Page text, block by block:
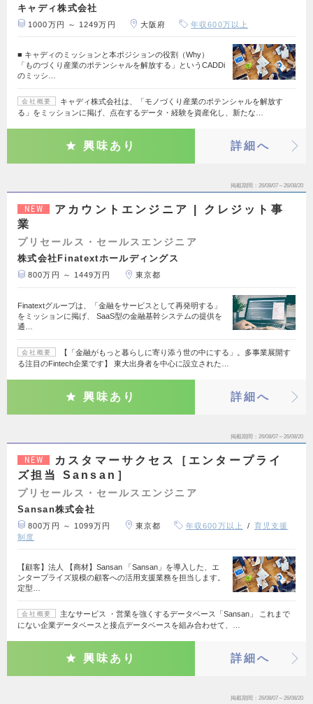
キャディ株式会社
1000万円 ～ 1249万円 大阪府 年収600万以上
■ キャディのミッションと本ポジションの役割（Why）
「ものづくり産業のポテンシャルを解放する」というCADDi
のミッシ…
会社概要
キャディ株式会社は、「モノづくり産業のポテンシャルを解放す
る」をミッションに掲げ、点在するデータ・経験を資産化し、新たな…
興味あり 詳細へ
掲載期間 26/08/07～26/08/20
NEW
アカウントエンジニア | クレジット事
業
プリセールス・セールスエンジニア
株式会社Finatextホールディングス
800万円 ～ 1449万円 東京都
Finatextグループは、「金融をサービスとして再発明する」
をミッションに掲げ、 SaaS型の金融基幹システムの提供を
通…
会社概要
【「金融がもっと暮らしに寄り添う世の中にする」。多事業展開す
る注目のFintech企業です】 東大出身者を中心に設立された…
興味あり 詳細へ
掲載期間 26/08/07～26/08/20
NEW
カスタマーサクセス［エンタープライ
ズ担当 Sansan］
プリセールス・セールスエンジニア
Sansan株式会社
800万円 ～ 1099万円 東京都 年収600万以上
育児支援
制度
【顧客】法人 【商材】Sansan 「Sansan」を導入した、エ
ンタープライズ規模の顧客への活用支援業務を担当します。
定型…
会社概要
主なサービス ・営業を強くするデータベース「Sansan」 これまで
にない企業データベースと接点データベースを組み合わせて、…
興味あり 詳細へ
掲載期間 26/08/07～26/08/20